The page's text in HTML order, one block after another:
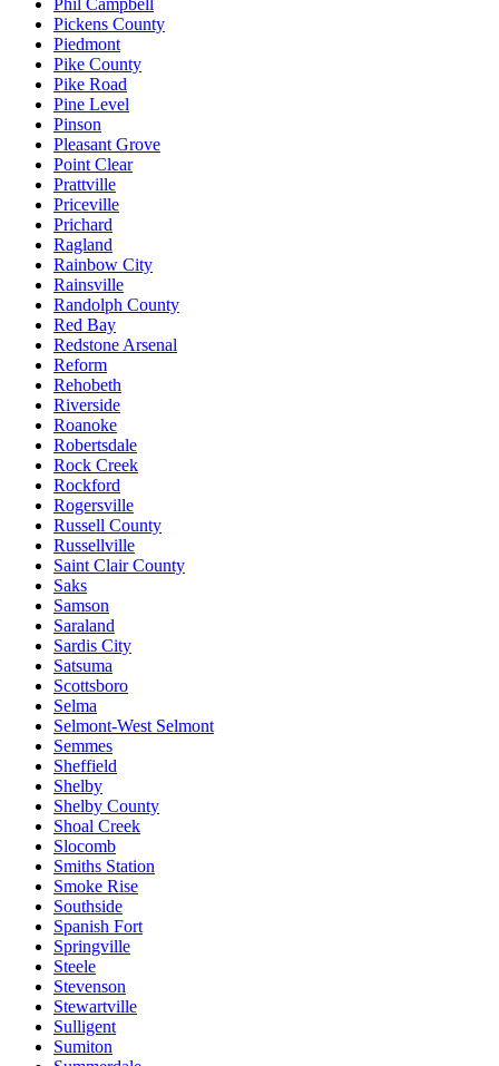
Pickens County
Piedmont
Pike County
Pike Road
Pine Level
Pinson
Pleasant Grove
Point Clear
Prattville
Priceville
Prichard
Ragland
Rainbow City
Rainsville
Randolph County
Red Bay
Redstone Arsenal
Reform
Rehobeth
Riverside
Roanoke
Robertsdale
Rock Creek
Rockford
Rogersville
Russell County
Russellville
Saint Clair County
Saks
Samson
Saraland
Sardis City
Satsuma
Scottsboro
Selma
Selmont-West Selmont
Semmes
Sheffield
Shelby
Shelby County
Shoal Creek
Slocomb
Smiths Station
Smoke Rise
Southside
Spanish Fort
Springville
Steele
Stevenson
Stewartville
Sulligent
Sumiton